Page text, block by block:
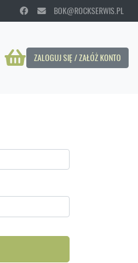
BOK@ROCKSERWIS.PL
ZALOGUJ SIĘ / ZAŁÓŻ KONTO